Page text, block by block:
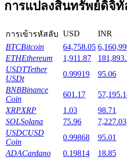
การเซ้งแบบยืดหยุ่นเพื่อรับโท
การล็อค BTR
การลงทุนพิเศษสำหรับผู้ถือ
การแปลงสินทรัพย์ดิจิทั
การเข้ารหัสลับ USD INR
BTCBitcoin 64,758.05
ETHEthereum 1,911.87
USDTTether
USDt
0.99919 95.06
BNBBinance
Coin
601.17
XRPXRP 1.03 98.71
SOLSolana 75.96 7,227.03
USDCUSD
Coin
0.99868 95.01
ADACardano 0.19814 18.85